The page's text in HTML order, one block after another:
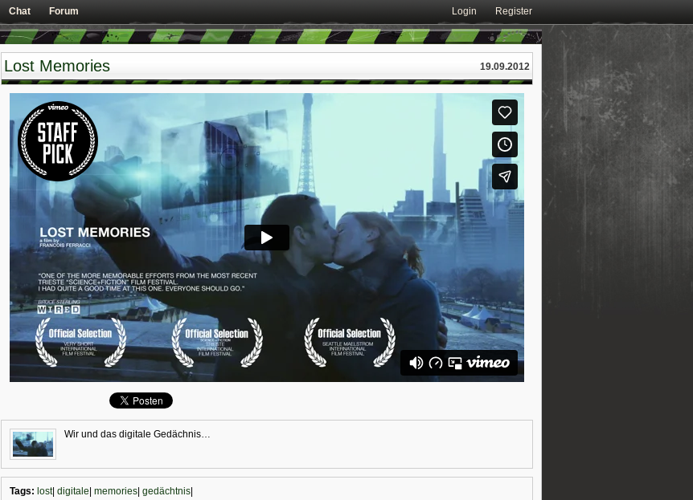
Chat Forum Login Register
19.09.2012
Lost Memories
Wir und das digitale Gedächnis…
Tags: lost| digitale| memories| gedächtnis|